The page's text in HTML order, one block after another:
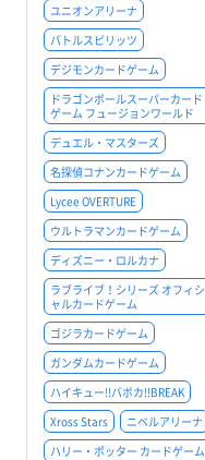
ユニオンアリーナ
バトルスピリッツ
デジモンカードゲーム
ドラゴンボールスーパーカード
ゲーム フュージョンワールド
デュエル・マスターズ
名探偵コナンカードゲーム
Lycee OVERTURE
ウルトラマンカードゲーム
ディズニー・ロルカナ
ラブライブ！シリーズ オフィシ
ャルカードゲーム
ゴジラカードゲーム
ガンダムカードゲーム
ハイキュー!!バボカ!!BREAK
Xross Stars
ニベルアリーナ
ハリー・ポッター カードゲーム